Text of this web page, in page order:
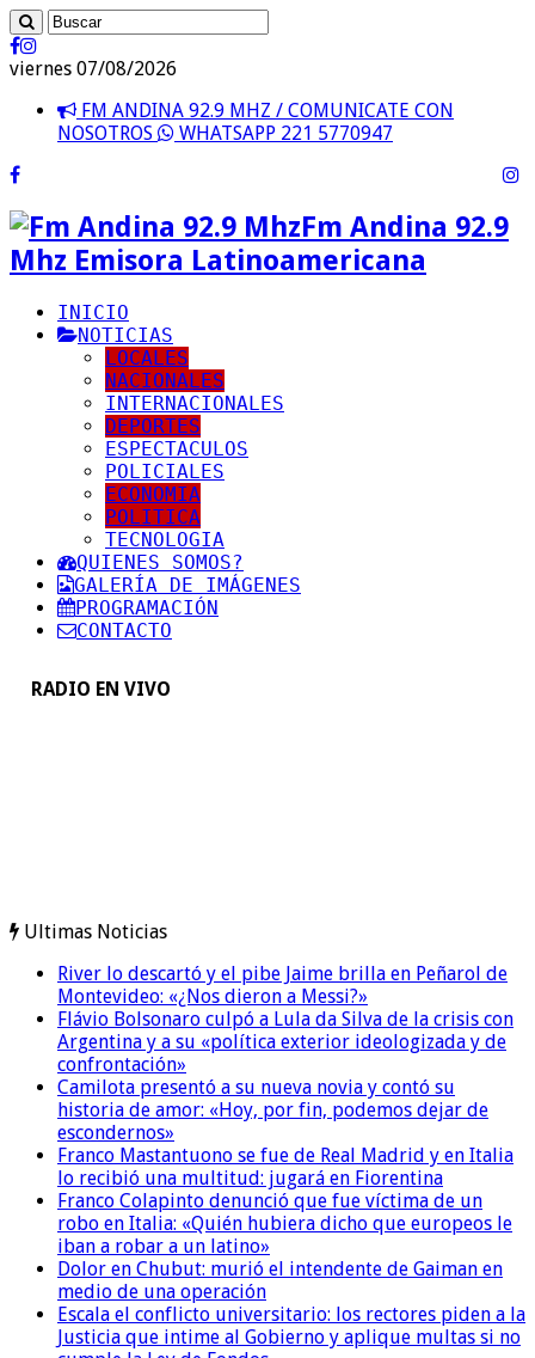
viernes 07/08/2026
FM ANDINA 92.9 MHZ / COMUNICATE CON
NOSOTROS
WHATSAPP 221 5770947
Fm Andina 92.9
Mhz Emisora Latinoamericana
INICIO
NOTICIAS
LOCALES
NACIONALES
INTERNACIONALES
DEPORTES
ESPECTACULOS
POLICIALES
ECONOMIA
POLITICA
TECNOLOGIA
QUIENES SOMOS?
GALERÍA DE IMÁGENES
PROGRAMACIÓN
CONTACTO
RADIO EN VIVO
Ultimas Noticias
River lo descartó y el pibe Jaime brilla en Peñarol de
Montevideo: «¿Nos dieron a Messi?»
Flávio Bolsonaro culpó a Lula da Silva de la crisis con
Argentina y a su «política exterior ideologizada y de
confrontación»
Camilota presentó a su nueva novia y contó su
historia de amor: «Hoy, por fin, podemos dejar de
escondernos»
Franco Mastantuono se fue de Real Madrid y en Italia
lo recibió una multitud: jugará en Fiorentina
Franco Colapinto denunció que fue víctima de un
robo en Italia: «Quién hubiera dicho que europeos le
iban a robar a un latino»
Dolor en Chubut: murió el intendente de Gaiman en
medio de una operación
Escala el conflicto universitario: los rectores piden a la
Justicia que intime al Gobierno y aplique multas si no